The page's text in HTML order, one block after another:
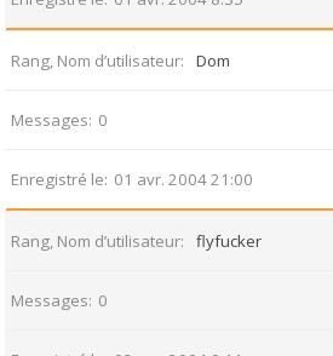
Rang, Nom d’utilisateur Dom
Messages 0
Enregistré le 01 avr. 2004 21:00
Rang, Nom d’utilisateur flyfucker
Messages 0